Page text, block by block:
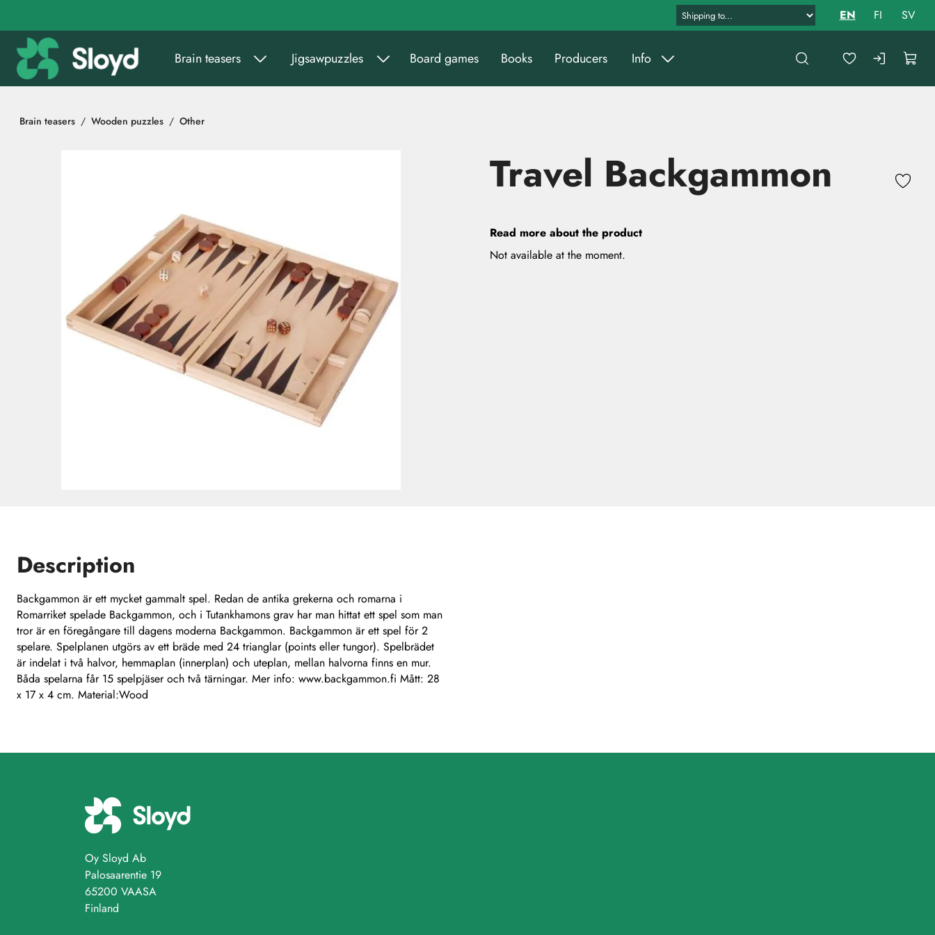
Brain teasers Jigsawpuzzles Board games Books Producers Info
EN FI SV
Brain teasers Wooden puzzles Other
Travel Backgammon
Read more about the product
Not available at the moment.
Description
Backgammon är ett mycket gammalt spel. Redan de antika grekerna och romarna i
Romarriket spelade Backgammon, och i Tutankhamons grav har man hittat ett spel som man
tror är en föregångare till dagens moderna Backgammon. Backgammon är ett spel för 2
spelare. Spelplanen utgörs av ett bräde med 24 trianglar (points eller tungor). Spelbrädet
är indelat i två halvor, hemmaplan (innerplan) och uteplan, mellan halvorna finns en mur.
Båda spelarna får 15 spelpjäser och två tärningar. Mer info: www.backgammon.fi Mått: 28
x 17 x 4 cm. Material:Wood
Oy Sloyd Ab
Palosaarentie 19
65200 VAASA
Finland